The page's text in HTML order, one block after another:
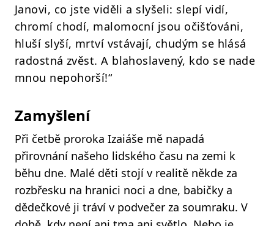
Janovi, co jste viděli a slyšeli: slepí vidí,
chromí chodí, malomocní jsou očišťováni,
hluší slyší, mrtví vstávají, chudým se hlásá
radostná zvěst. A blahoslavený, kdo se nade
mnou nepohorší!“
Zamyšlení
Při četbě proroka Izaiáše mě napadá
přirovnání našeho lidského času na zemi k
běhu dne. Malé děti stojí v realitě někde za
rozbřesku na hranici noci a dne, babičky a
dědečkové ji tráví v podvečer za soumraku. V